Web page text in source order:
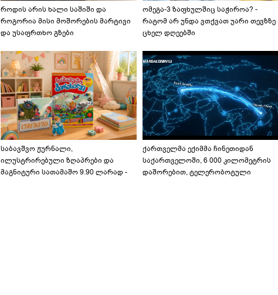
როდის არის ხალი საშიში და
როგორია მისი მოშორების მარტივი
და უსაფრთხო გზები
ომეგა-3 ზაფხულშიც საჭიროა? -
რატომ არ უნდა ვთქვათ უარი თევზზე
ცხელ დღეებში
საბავშვო ჟურნალი,
ილუსტრირებული ზღაპრები და
მაგნიტური სათამაშო 9.90 ლარად -
ქართველმა ექიმმა ჩინეთიდან
საქართველოში, 6 000 კილომეტრის
დაშორებით, ტელერობოტული